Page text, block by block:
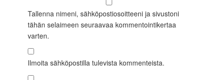
Tallenna nimeni, sähköpostiosoitteeni ja sivustoni
tähän selaimeen seuraavaa kommentointikertaa
varten.
Ilmoita sähköpostilla tulevista kommenteista.